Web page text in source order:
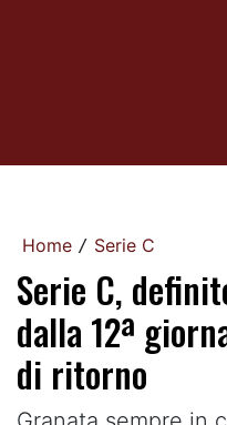
Home / Serie C
Serie C,
dalla 12ª
di ritorno